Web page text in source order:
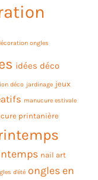
ongles
idées déco
déco jardinage jeux
manucure estivale
printanière
nail art
d'été ongles en